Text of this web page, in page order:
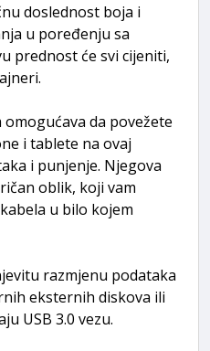
doslednost boja i
u poređenju sa
prednost će svi cijeniti,
omogućava da povežete
i tablete na ovaj
i punjenje. Njegova
oblik, koji vam
u bilo kojem
razmjenu podataka
eksternih diskova ili
USB 3.0 vezu.